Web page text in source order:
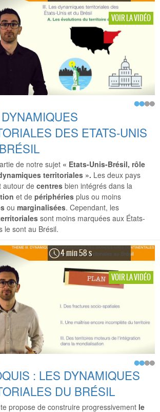
VOIR LA VIDÉO
DES ETATS-UNIS
de notre sujet « Etats-Unis-Brésil, rôle
territoriales ». Les deux pays
autour decentres bien intégrés dans la
et depériphéries plus ou moins
oumarginalisées. Cependant, les
sont moins marquées aux États-
le sont au Brésil.
4 min 58 s
VOIR LA VIDÉO
: LES DYNAMIQUES
DU BRÉSIL
propose de construire progressivement le